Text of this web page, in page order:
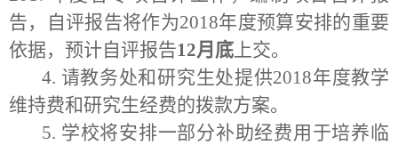
告，自评报告将作为2018年度预算安排的重要
依据，预计自评报告12月底 上交。
4. 请教务处和研究生处提供2018年度教学
维持费和研究生经费的拨款方案。
5. 学校将安排一部分补助经费用于培养临